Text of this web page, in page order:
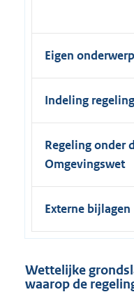
Eigen onderwerp
Indeling regeling
Regeling onder
Omgevingswet
Externe bijlagen
Wettelijke
waarop de